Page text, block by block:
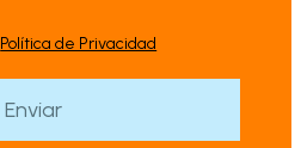
Política de Privacidad